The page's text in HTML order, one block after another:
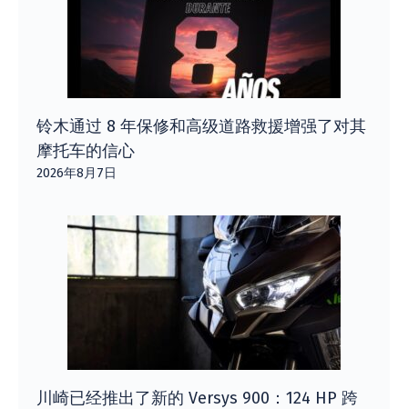
铃木通过 8 年保修和高级道路救援增强了对其
摩托车的信心
2026年8月7日
川崎已经推出了新的 Versys 900：124 HP 跨